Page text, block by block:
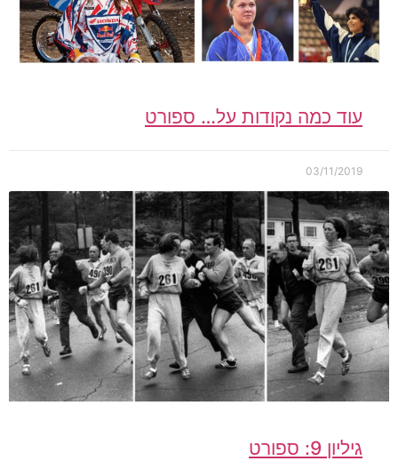
עוד כמה נקודות על… ספורט
03/11/2019
גיליון 9: ספורט